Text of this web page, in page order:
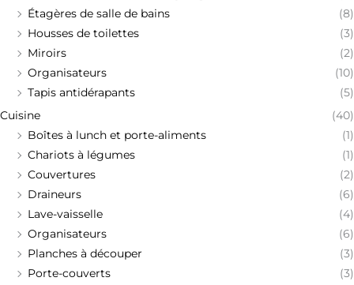
Étagères de salle de bains
(8)
Housses de toilettes
(3)
Miroirs
(2)
Organisateurs
(10)
Tapis antidérapants
(5)
Cuisine
(40)
Boîtes à lunch et porte-aliments
(1)
Chariots à légumes
(1)
Couvertures
(2)
Draineurs
(6)
Lave-vaisselle
(4)
Organisateurs
(6)
Planches à découper
(3)
Porte-couverts
(3)